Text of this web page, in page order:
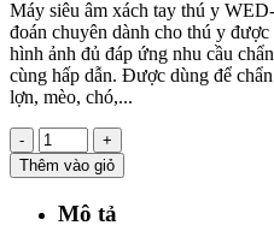
Máy siêu âm xách tay thú y
đoán chuyên dành cho thú y
hình ảnh đủ đáp ứng nhu cầu
cùng hấp dẫn. Được dùng để
lợn, mèo, chó,...
-
+
Thêm vào giỏ
Mô tả